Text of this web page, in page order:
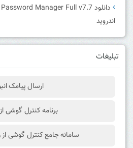
اندروید
تبلیغات
ارسال پیامک
برنامه کنترل گوشی
سامانه جامع کنترل گوشی از